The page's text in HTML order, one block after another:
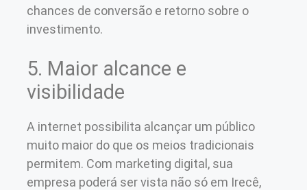
chances de conversão e retorno sobre o
investimento.
5. Maior alcance e
visibilidade
A internet possibilita alcançar um público
muito maior do que os meios tradicionais
permitem. Com marketing digital, sua
empresa poderá ser vista não só em Irecê,